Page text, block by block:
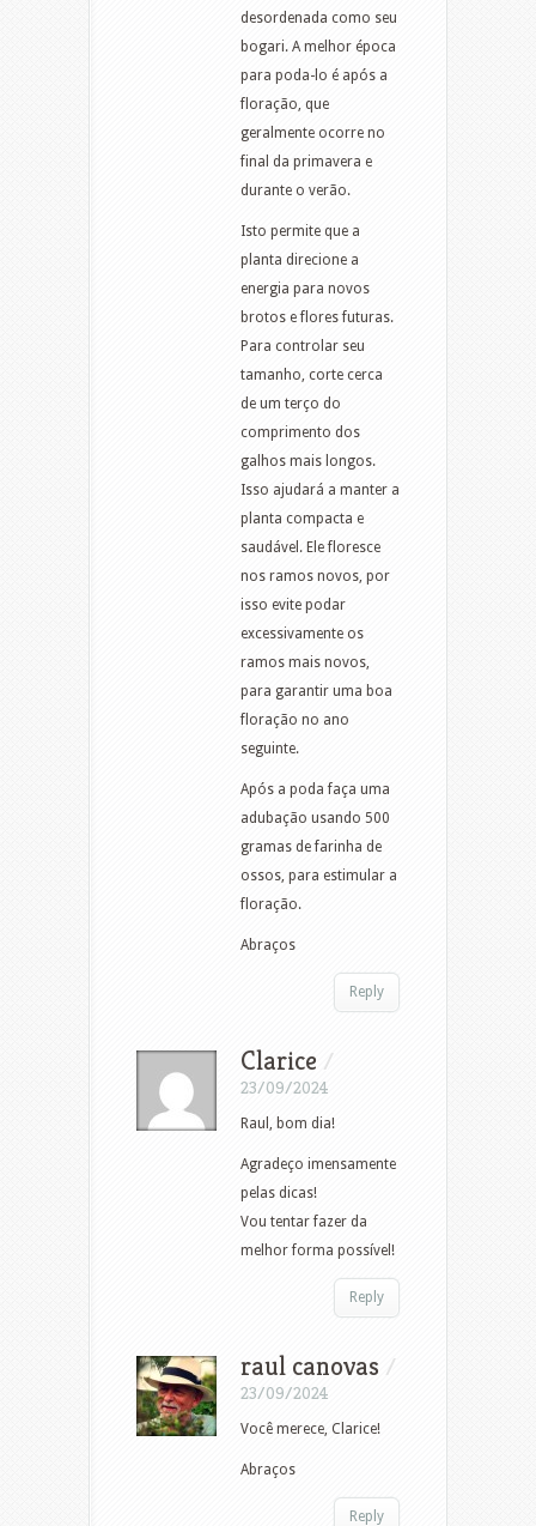
desordenada como seu
bogari. A melhor época
para poda-lo é após a
floração, que
geralmente ocorre no
final da primavera e
durante o verão.
Isto permite que a
planta direcione a
energia para novos
brotos e flores futuras.
Para controlar seu
tamanho, corte cerca
de um terço do
comprimento dos
galhos mais longos.
Isso ajudará a manter a
planta compacta e
saudável. Ele floresce
nos ramos novos, por
isso evite podar
excessivamente os
ramos mais novos,
para garantir uma boa
floração no ano
seguinte.
Após a poda faça uma
adubação usando 500
gramas de farinha de
ossos, para estimular a
floração.
Abraços
Reply
Clarice /
23/09/2024
Raul, bom dia!
Agradeço imensamente
pelas dicas!
Vou tentar fazer da
melhor forma possível!
Reply
raul canovas /
23/09/2024
Você merece, Clarice!
Abraços
Reply